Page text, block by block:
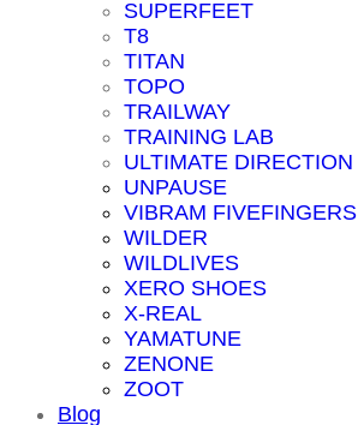
SUPERFEET
T8
TITAN
TOPO
TRAILWAY
TRAINING LAB
ULTIMATE DIRECTION
UNPAUSE
VIBRAM FIVEFINGERS
WILDER
WILDLIVES
XERO SHOES
X-REAL
YAMATUNE
ZENONE
ZOOT
Blog